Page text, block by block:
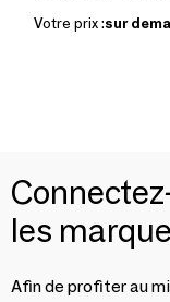
Votre prix :sur
les
Afin de profiter au